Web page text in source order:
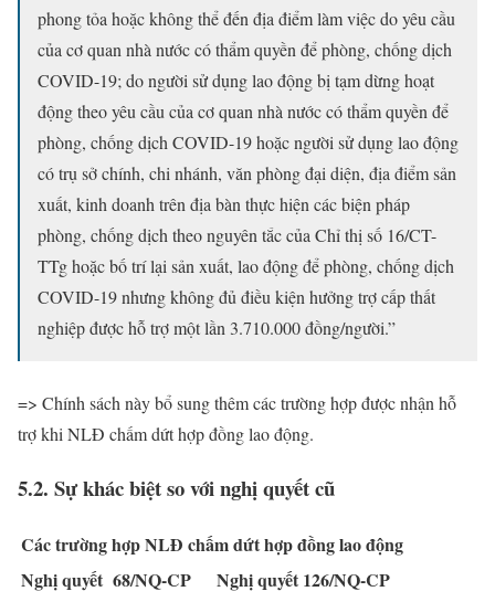
phong tỏa hoặc không thể đến địa điểm làm việc do yêu cầu
của cơ quan nhà nước có thẩm quyền để phòng, chống dịch
COVID-19; do người sử dụng lao động bị tạm dừng hoạt
động theo yêu cầu của cơ quan nhà nước có thẩm quyền để
phòng, chống dịch COVID-19 hoặc người sử dụng lao động
có trụ sở chính, chi nhánh, văn phòng đại diện, địa điểm sản
xuất, kinh doanh trên địa bàn thực hiện các biện pháp
phòng, chống dịch theo nguyên tắc của Chỉ thị số 16/CT-
TTg hoặc bố trí lại sản xuất, lao động để phòng, chống dịch
COVID-19 nhưng không đủ điều kiện hưởng trợ cấp thất
nghiệp được hỗ trợ một lần 3.710.000 đồng/người.”
=> Chính sách này bổ sung thêm các trường hợp được nhận hỗ
trợ khi NLĐ chấm dứt hợp đồng lao động.
5.2. Sự khác biệt so với nghị quyết cũ
Các trường hợp NLĐ chấm dứt hợp đồng lao động
Nghị quyết 68/NQ-CP
Nghị quyết 126/NQ-CP